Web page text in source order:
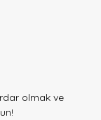
olmak ve